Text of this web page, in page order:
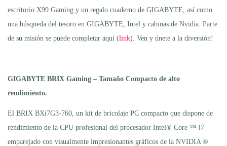
escritorio X99 Gaming y un regalo cuaderno de GIGABYTE, así como
una búsqueda del tesoro en GIGABYTE, Intel y cabinas de Nvidia. Parte
de su misión se puede completar aquí (link). Ven y únete a la diversión!
GIGABYTE BRIX Gaming – Tamaño Compacto de alto
rendimiento.
El BRIX BXi7G3-760, un kit de bricolaje PC compacto que dispone de
rendimiento de la CPU profesional del procesador Intel® Core ™ i7
emparejado con visualmente impresionantes gráficos de la NVIDIA ®